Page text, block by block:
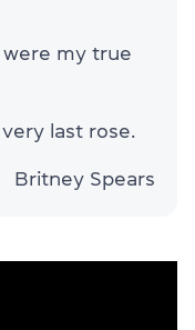
my true
last rose.
Britney Spears